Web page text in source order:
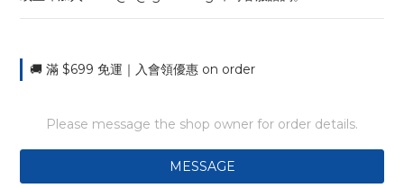
🚚 滿 $699 免運｜入會領優惠 on order
Please message the shop owner for order details.
MESSAGE